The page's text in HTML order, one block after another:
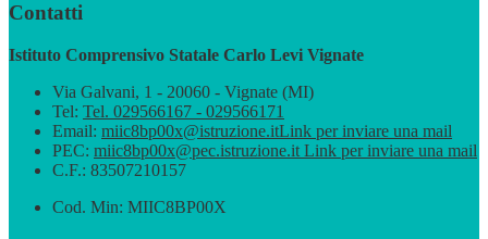
Contatti
Istituto Comprensivo Statale Carlo Levi Vignate
Via Galvani, 1 - 20060 - Vignate (MI)
Tel: Tel. 029566167 - 029566171
Email: miic8bp00x@istruzione.itLink per inviare una mail
PEC: miic8bp00x@pec.istruzione.it Link per inviare una mail
C.F.: 83507210157
Cod. Min: MIIC8BP00X